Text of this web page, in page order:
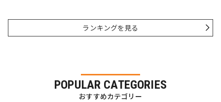
ランキングを見る
POPULAR CATEGORIES
おすすめカテゴリー